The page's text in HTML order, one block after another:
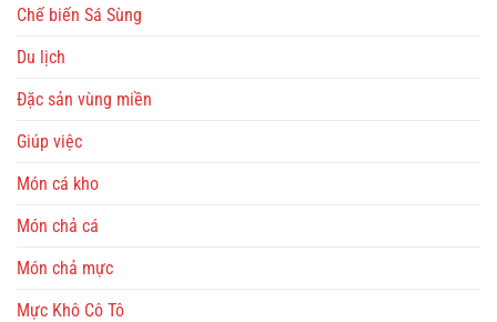
Chế biến Sá Sùng
Du lịch
Đặc sản vùng miền
Giúp việc
Món cá kho
Món chả cá
Món chả mực
Mực Khô Cô Tô